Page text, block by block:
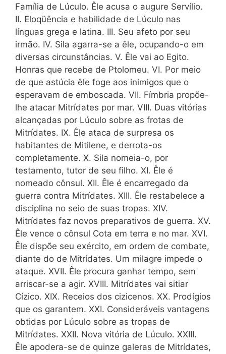
Família de Lúculo. Êle acusa o augure Servílio.
II. Eloqüência e habilidade de Lúculo nas
línguas grega e latina. III. Seu afeto por seu
irmão. IV. Sila agarra-se a êle, ocupando-o em
diversas circunstâncias. V. Êle vai ao Egito.
Honras que recebe de Ptolomeu. VI. Por meio
de que astúcia êle foge aos inimigos que o
esperavam de emboscada. VII. Fímbria propõe-
lhe atacar Mitrídates por mar. VIII. Duas vitórias
alcançadas por Lúculo sobre as frotas de
Mitrídates. IX. Êle ataca de surpresa os
habitantes de Mitilene, e derrota-os
completamente. X. Sila nomeia-o, por
testamento, tutor de seu filho. XI. Êle é
nomeado cônsul. XII. Êle é encarregado da
guerra contra Mitrídates. XIII. Êle restabelece a
disciplina no seio de suas tropas. XIV.
Mitrídates faz novos preparativos de guerra. XV.
Êle vence o cônsul Cota em terra e no mar. XVI.
Êle dispõe seu exército, em ordem de combate,
diante do de Mitrídates. Um milagre impede o
ataque. XVII. Êle procura ganhar tempo, sem
arriscar-se a agir. XVIII. Mitrídates vai sitiar
Cízico. XIX. Receios dos cizicenos. XX. Prodígios
que os garantem. XXI. Consideráveis vantagens
obtidas por Lúculo sobre as tropas de
Mitrídates. XXII. Nova vitória de Lúculo. XXIII.
Êle apodera-se de quinze galeras de Mitrídates,